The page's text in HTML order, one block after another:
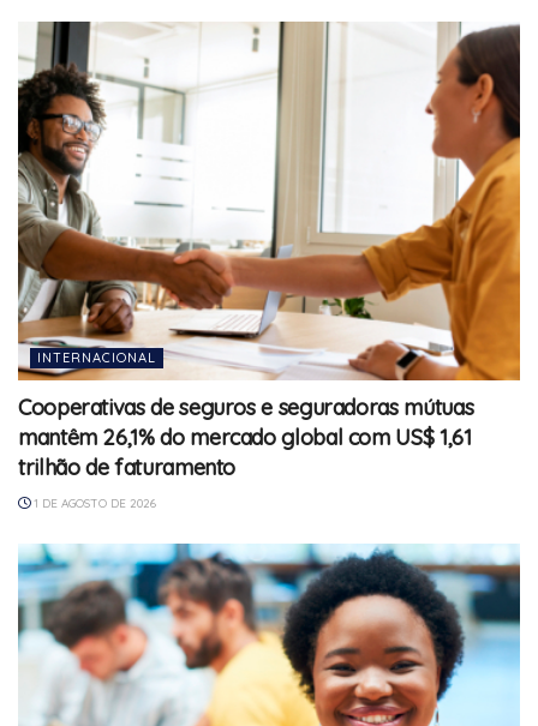
INTERNACIONAL
Cooperativas de seguros e seguradoras mútuas
mantêm 26,1% do mercado global com US$ 1,61
trilhão de faturamento
1 DE AGOSTO DE 2026